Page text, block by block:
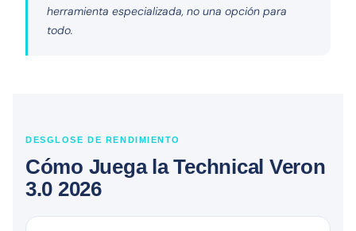
herramienta especializada, no una opción para
todo.
DESGLOSE DE RENDIMIENTO
Cómo Juega la Technical Veron
3.0 2026